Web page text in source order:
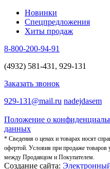
Новинки
Спецпредложения
Хиты продаж
8-800-200-94-91
(4932) 581-431, 929-131
Заказать звонок
929-131@mail.ru nadejdasem
Положение о
данных
* Сведения о ценах и товарах носят
офертой. Условия при продаже
между Продавцом и Покупателем.
Создание сайта: